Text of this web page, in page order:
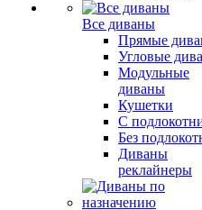
Все диваны
Прямые
Угловые
Модульные
диваны
Кушетки
С
Без
Диваны
реклайнеры